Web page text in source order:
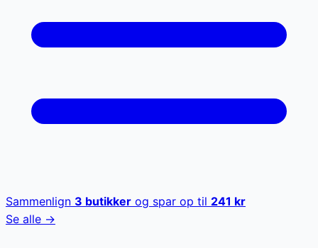
Sammenlign 3 butikker og spar op til 241 kr
Se alle →